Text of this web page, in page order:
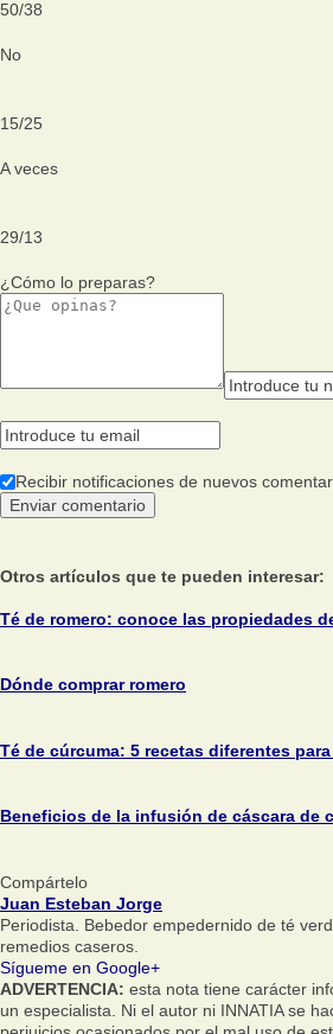
50/38
No
15/25
A veces
29/13
¿Cómo lo preparas?
Recibir notificaciones de nuevos
Otros artículos que te pueden interesar:
Té de romero: conoce las propiedades
Dónde comprar romero
Té de cúrcuma: 5 recetas diferentes
Beneficios de la infusión de cáscara de
Compártelo
Juan Esteban Jorge
Periodista. Bebedor empedernido de té
remedios caseros.
Sígueme en Google+
ADVERTENCIA: esta nota tiene carácter
un especialista. Ni el autor ni INNATIA se